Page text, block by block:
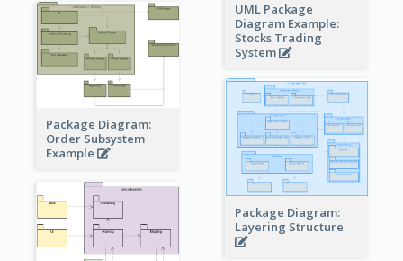
UML Package
Diagram Example:
Stocks Trading
System
Package Diagram:
Order Subsystem
Example
Package Diagram:
Layering Structure